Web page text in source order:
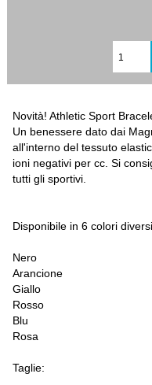
Novità! Athletic Sport
Un benessere dato dai
all'interno del tessuto
ioni negativi per cc. Si
tutti gli sportivi.
Disponibile in 6 colori
Nero
Arancione
Giallo
Rosso
Blu
Rosa
Taglie: